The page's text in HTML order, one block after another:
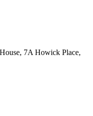
7A Howick Place,